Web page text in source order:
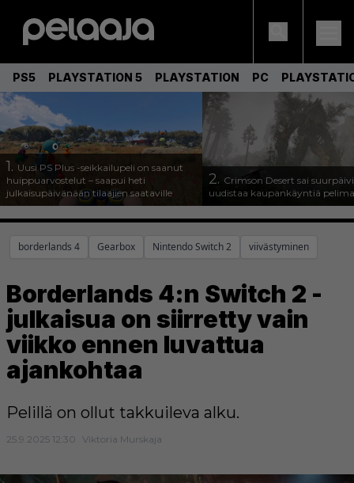
PS5 PLAYSTATION 5 PLAYSTATION PC
1. Uusi PS Plus -seikkailupeli on saanut
huippuarvostelut – saapui heti
julkaisupäivänään tilaajien saataville
2. Crimson Desert sai
uudistaa kaupankäyntiä
borderlands 4 Gearbox Nintendo Switch 2 viivästyminen
Borderlands 4:n Switch 2 -
julkaisua on siirretty vain
viikko ennen luvattua
ajankohtaa
Pelillä on ollut takkuileva alku.
25.9.2025 12:30 Viktoria Murskaja